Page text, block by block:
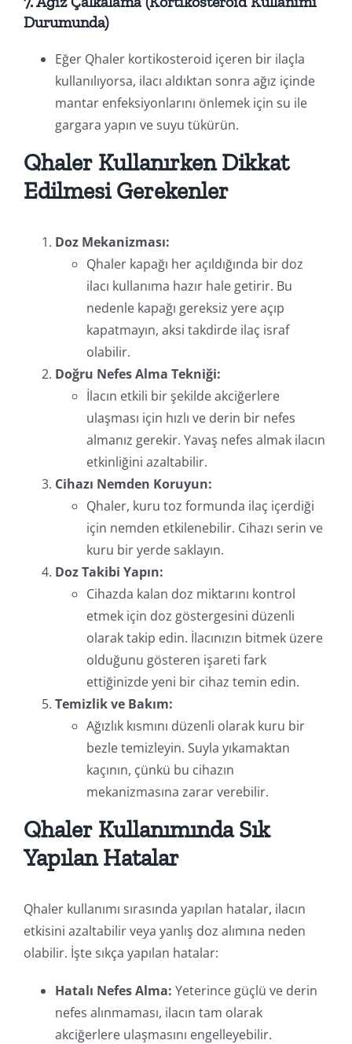
Durumunda)
Eğer Qhaler kortikosteroid içeren bir ilaçla
kullanılıyorsa, ilacı aldıktan sonra ağız içinde
mantar enfeksiyonlarını önlemek için su ile
gargara yapın ve suyu tükürün.
Qhaler Kullanırken Dikkat
Edilmesi Gerekenler
Doz Mekanizması:
Qhaler kapağı her açıldığında bir doz
ilacı kullanıma hazır hale getirir. Bu
nedenle kapağı gereksiz yere açıp
kapatmayın, aksi takdirde ilaç israf
olabilir.
Doğru Nefes Alma Tekniği:
İlacın etkili bir şekilde akciğerlere
ulaşması için hızlı ve derin bir nefes
almanız gerekir. Yavaş nefes almak ilacın
etkinliğini azaltabilir.
Cihazı Nemden Koruyun:
Qhaler, kuru toz formunda ilaç içerdiği
için nemden etkilenebilir. Cihazı serin ve
kuru bir yerde saklayın.
Doz Takibi Yapın:
Cihazda kalan doz miktarını kontrol
etmek için doz göstergesini düzenli
olarak takip edin. İlacınızın bitmek üzere
olduğunu gösteren işareti fark
ettiğinizde yeni bir cihaz temin edin.
Temizlik ve Bakım:
Ağızlık kısmını düzenli olarak kuru bir
bezle temizleyin. Suyla yıkamaktan
kaçının, çünkü bu cihazın
mekanizmasına zarar verebilir.
Qhaler Kullanımında Sık
Yapılan Hatalar
Qhaler kullanımı sırasında yapılan hatalar, ilacın
etkisini azaltabilir veya yanlış doz alımına neden
olabilir. İşte sıkça yapılan hatalar:
Hatalı Nefes Alma: Yeterince güçlü ve derin
nefes alınmaması, ilacın tam olarak
akciğerlere ulaşmasını engelleyebilir.